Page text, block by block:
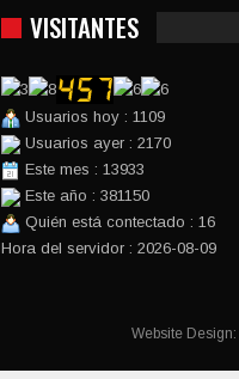
VISITANTES
Usuarios hoy : 1109
Usuarios ayer : 2170
Este mes : 13933
Este año : 381150
Quién está contectado : 16
Hora del servidor : 2026-08-09
Website Design: